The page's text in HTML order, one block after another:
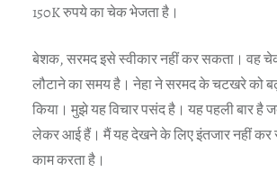
150K रुपये का चेक भेजता है।
बेशक, सरमद इसे स्वीकार नहीं कर सकता। वह
लौटाने का समय है। नेहा ने सरमद के चटखरे को
किया। मुझे यह विचार पसंद है। यह पहली बार है
लेकर आई हैं। मैं यह देखने के लिए इंतजार नहीं
काम करता है।